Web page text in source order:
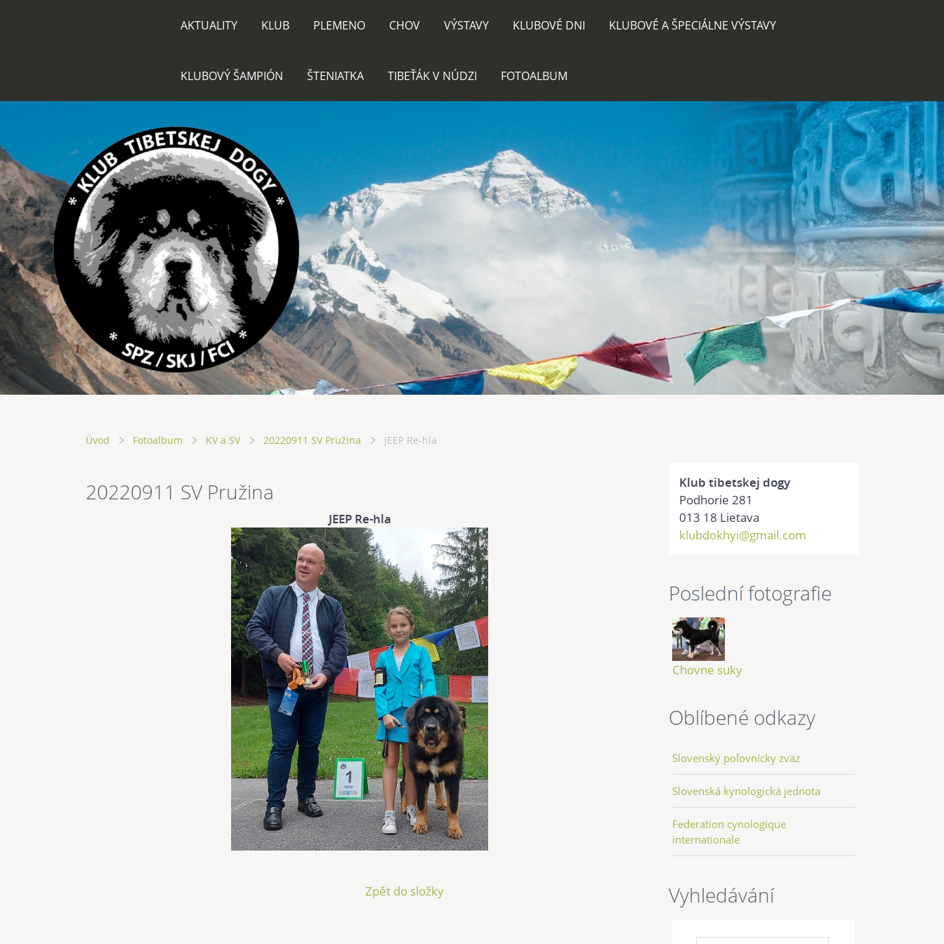
AKTUALITY KLUB PLEMENO CHOV VÝSTAVY KLUBOVÉ DNI KLUBOVÉ A ŠPECIÁLNE VÝSTAVY
KLUBOVÝ ŠAMPIÓN ŠTENIATKA TIBEŤÁK V NÚDZI FOTOALBUM
Úvod Fotoalbum KV a SV 20220911 SV Pružina JEEP Re-hla
20220911 SV Pružina
JEEP Re-hla
Zpět do složky
Klub tibetskej dogy
Podhorie 281
013 18 Lietava
klubdokhyi@gmail.com
Poslední fotografie
Chovne suky
Oblíbené odkazy
Slovenský poľovnícky zväz
Slovenská kynologická jednota
Federation cynologique
internationale
Vyhledávání